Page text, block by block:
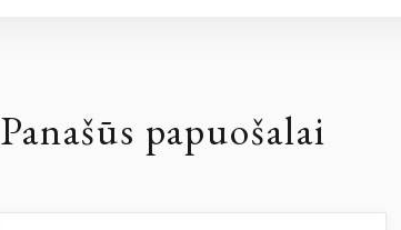
Panašūs papuošalai